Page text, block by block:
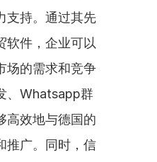
支持。通过其先
软件，企业可以
场的需求和竞争
、Whatsapp群
高效地与德国的
推广。同时，信